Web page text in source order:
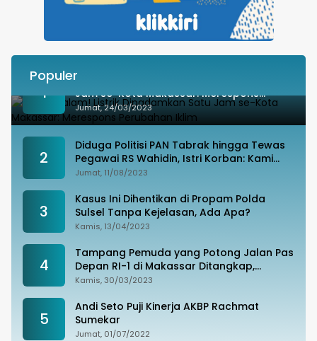
Populer
1
Besok Malam! Listrik Dipadamkan Satu
Jam se-Kota Makassar: Merespons
Perubahan Iklim
Jumat, 24/03/2023
2
Diduga Politisi PAN Tabrak hingga Tewas
Pegawai RS Wahidin, Istri Korban: Kami
Tak Terima
Jumat, 11/08/2023
3
Kasus Ini Dihentikan di Propam Polda
Sulsel Tanpa Kejelasan, Ada Apa?
Kamis, 13/04/2023
4
Tampang Pemuda yang Potong Jalan Pas
Depan RI-1 di Makassar Ditangkap,
Ternyata Joki Balapan Liar
Kamis, 30/03/2023
5
Andi Seto Puji Kinerja AKBP Rachmat
Sumekar
Jumat, 01/07/2022